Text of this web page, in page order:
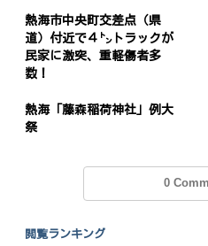
熱海市中央町交差点（県
道）付近で４㌧トラックが
民家に激突、重軽傷者多
数！
熱海「藤森稲荷神社」例大
祭
0
閲覧ランキング